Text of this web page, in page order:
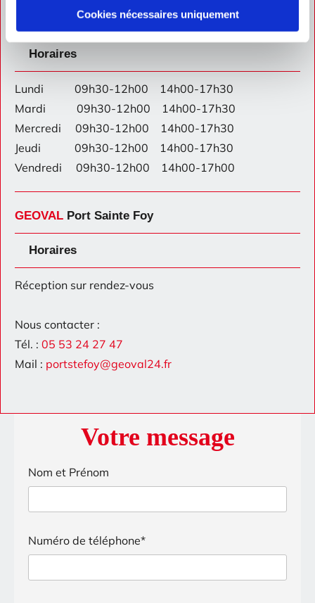
Cookies nécessaires uniquement
Montpon
Horaires
Lundi 09h30-12h00 14h00-17h30
Mardi 09h30-12h00 14h00-17h30
Mercredi 09h30-12h00 14h00-17h30
Jeudi 09h30-12h00 14h00-17h30
Vendredi 09h30-12h00 14h00-17h00
GEOVAL Port Sainte Foy
Horaires
Réception sur rendez-vous
Nous contacter :
Tél. : 05 53 24 27 47
Mail : portstefoy@geoval24.fr
Votre message
Nom et Prénom
Numéro de téléphone*